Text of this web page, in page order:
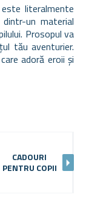
literalmente
un material
Prosopul va
tău aventurier.
adoră eroii și
CADOURI
PENTRU COPII